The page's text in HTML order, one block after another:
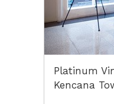
Platinum
Kencana